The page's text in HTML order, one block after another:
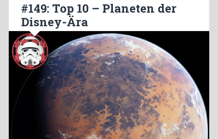
#149: Top 10 – Planeten der
Disney-Ära